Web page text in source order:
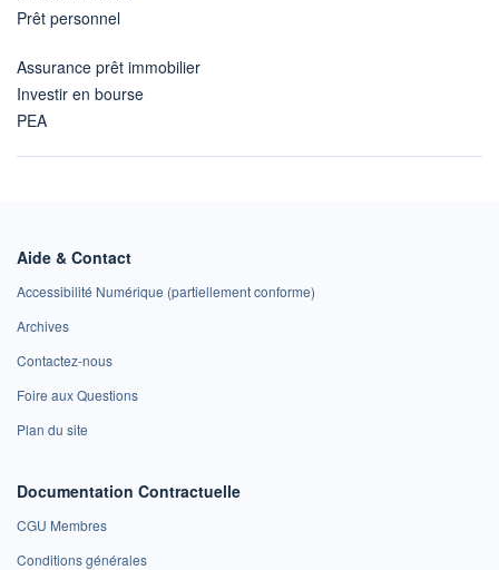
Prêt personnel
Assurance prêt immobilier
Investir en bourse
PEA
Aide & Contact
Accessibilité Numérique (partiellement conforme)
Archives
Contactez-nous
Foire aux Questions
Plan du site
Documentation Contractuelle
CGU Membres
Conditions générales